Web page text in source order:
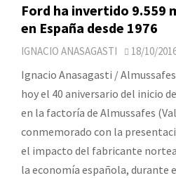
Ford ha invertido 9.559
en España desde 1976
IGNACIO ANASAGASTI 18/10/
Ignacio Anasagasti /
hoy el 40 aniversario del inicio
en la factoría de Almussafes
conmemorado con la
el impacto del fabricante
la economía española, durante